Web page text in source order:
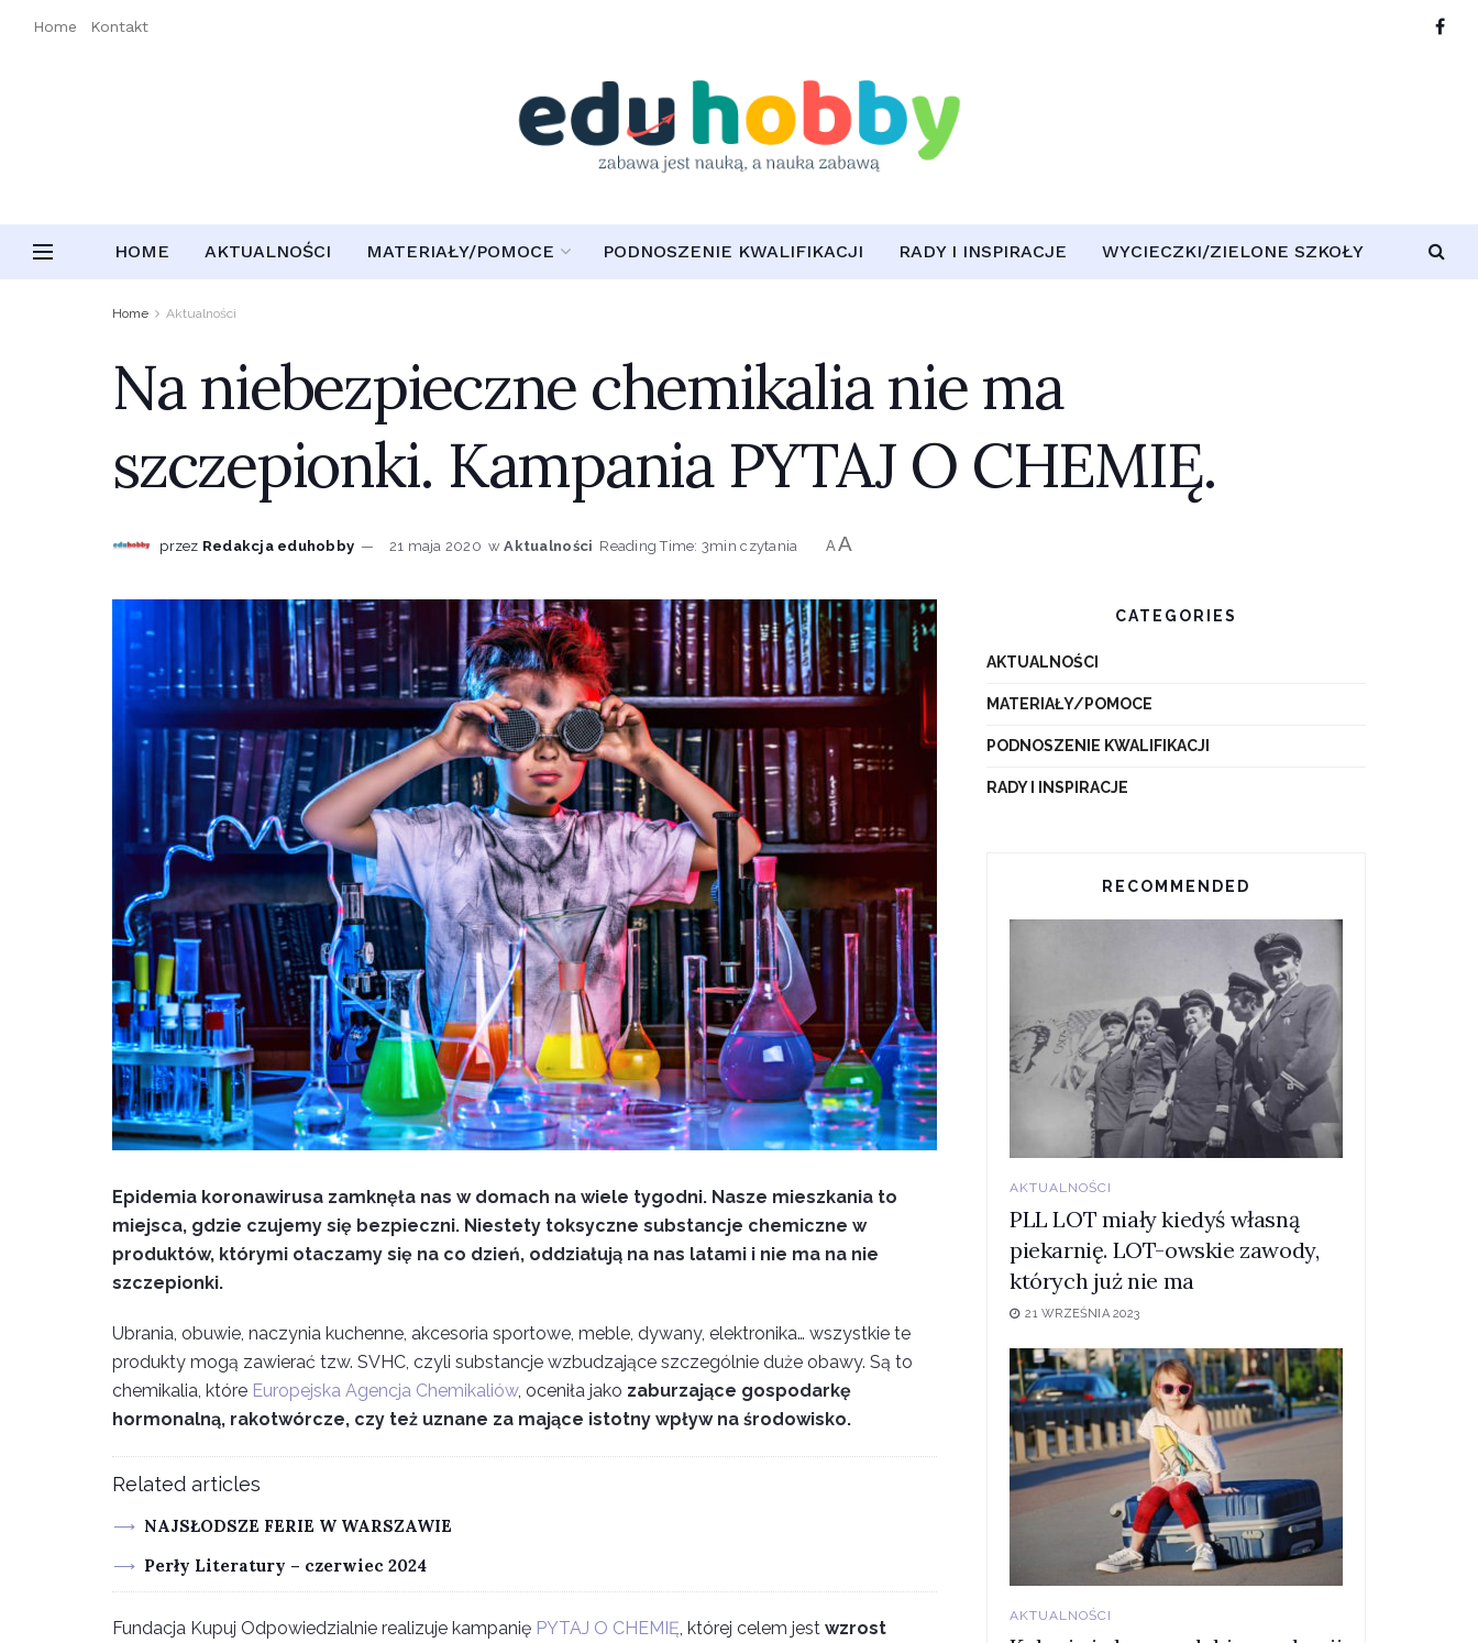
Home Kontakt
HOME AKTUALNOŚCI MATERIAŁY/POMOCE PODNOSZENIE KWALIFIKACJI RADY I INSPIRACJE WYCIECZKI/ZIELONE SZKOŁY
Home Aktualności
Na niebezpieczne chemikalia nie ma
szczepionki. Kampania PYTAJ O CHEMIĘ.
przez Redakcja eduhobby 21 maja 2020 w Aktualności Reading Time: 3min czytania A A
Epidemia koronawirusa zamknęła nas w domach na wiele tygodni. Nasze mieszkania to
miejsca, gdzie czujemy się bezpieczni. Niestety toksyczne substancje chemiczne w
produktów, którymi otaczamy się na co dzień, oddziałują na nas latami i nie ma na nie
szczepionki.
Ubrania, obuwie, naczynia kuchenne, akcesoria sportowe, meble, dywany, elektronika… wszystkie te
produkty mogą zawierać tzw. SVHC, czyli substancje wzbudzające szczególnie duże obawy. Są to
chemikalia, które Europejska Agencja Chemikaliów, oceniła jako zaburzające gospodarkę
hormonalną, rakotwórcze, czy też uznane za mające istotny wpływ na środowisko.
Related articles
NAJSŁODSZE FERIE W WARSZAWIE
Perły Literatury – czerwiec 2024
Fundacja Kupuj Odpowiedzialnie realizuje kampanię PYTAJ O CHEMIĘ, której celem jest wzrost
CATEGORIES
AKTUALNOŚCI
MATERIAŁY/POMOCE
PODNOSZENIE KWALIFIKACJI
RADY I INSPIRACJE
RECOMMENDED
AKTUALNOŚCI
PLL LOT miały kiedyś własną
piekarnię. LOT-owskie zawody,
których już nie ma
21 WRZEŚNIA 2023
AKTUALNOŚCI